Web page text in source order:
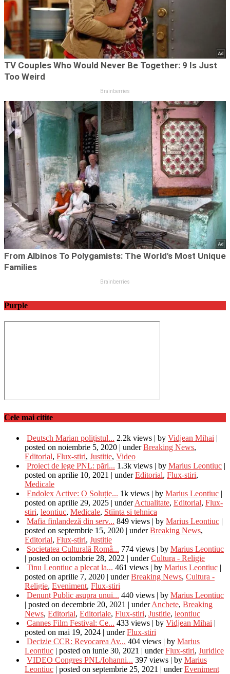
Purple
Cele mai citite
Deutsch Marian polițistul... 2.2k views | by Vidjean Mihai |
posted on noiembrie 5, 2020 | underBreaking News,
Editorial, Flux-stiri, Justitie, Video
Proiect de lege PNL: pări... 1.3k views | by Marius Leontiuc |
posted on aprilie 10, 2021 | underEditorial, Flux-stiri,
Medicale
Endolex Active: O Soluție... 1k views | by Marius Leontiuc |
posted on aprilie 29, 2025 | underActualitate, Editorial, Flux-
stiri, leontiuc, Medicale, Stiinta si tehnica
Mafia finlandeză din serv... 849 views | by Marius Leontiuc |
posted on septembrie 15, 2020 | underBreaking News,
Editorial, Flux-stiri, Justitie
Societatea Culturală Româ... 774 views | by Marius Leontiuc
| posted on octombrie 28, 2022 | underCultura - Religie
Tinu Leontiuc a plecat la... 461 views | by Marius Leontiuc |
posted on aprilie 7, 2020 | underBreaking News, Cultura -
Religie, Eveniment, Flux-stiri
Denunț Public asupra unui... 440 views | by Marius Leontiuc
| posted on decembrie 20, 2021 | underAnchete, Breaking
News, Editorial, Editoriale, Flux-stiri, Justitie, leontiuc
Cannes Film Festival: Ce... 433 views | by Vidjean Mihai |
posted on mai 19, 2024 | underFlux-stiri
Decizie CCR: Revocarea Av... 404 views | by Marius
Leontiuc | posted on iunie 30, 2021 | underFlux-stiri, Juridice
VIDEO Congres PNL/Iohanni... 397 views | by Marius
Leontiuc | posted on septembrie 25, 2021 | underEveniment